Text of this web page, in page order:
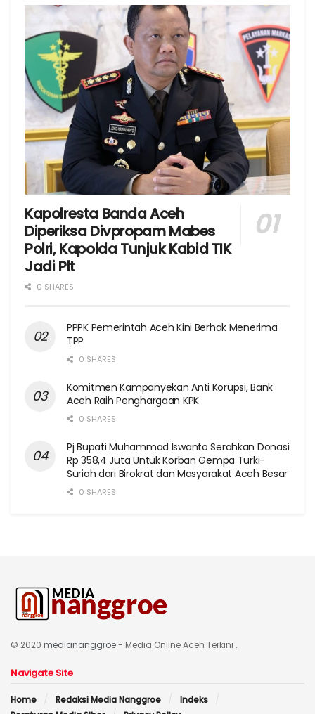
Kapolresta Banda Aceh
Diperiksa Divpropam Mabes
Polri, Kapolda Tunjuk Kabid TIK
Jadi Plt
0 SHARES
PPPK Pemerintah Aceh Kini Berhak Menerima
TPP
0 SHARES
Komitmen Kampanyekan Anti Korupsi, Bank
Aceh Raih Penghargaan KPK
0 SHARES
Pj Bupati Muhammad Iswanto Serahkan Donasi
Rp 358,4 Juta Untuk Korban Gempa Turki-
Suriah dari Birokrat dan Masyarakat Aceh Besar
0 SHARES
© 2020 mediananggroe- Media Online Aceh Terkini .
Navigate Site
Home Redaksi Media Nanggroe
Indeks